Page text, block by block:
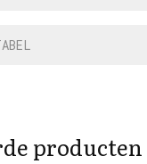
producten